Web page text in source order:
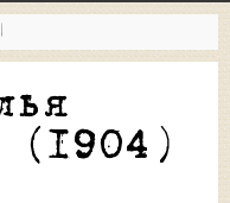
|
(1904)